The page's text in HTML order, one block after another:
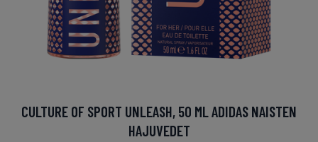
CULTURE OF SPORT UNLEASH, 50 ML ADIDAS NAISTEN
HAJUVEDET